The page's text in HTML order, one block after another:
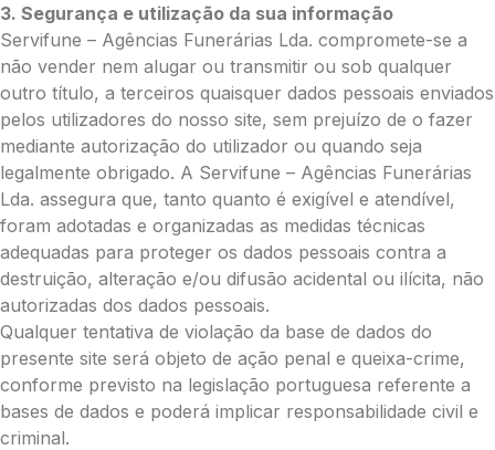
Grande (€115)
Coração:
Pequena (€85)
Média (€100)
Grande (€115)
Coroa:
Mini (€75)
Pequena (€85)
Média (€100)
Grande (€115)
O seu nome*
Contacto telefónico*
3. Segurança e utilização da sua informação
Servifune – Agências Funerárias Lda. compromete-se a
não vender nem alugar ou transmitir ou sob qualquer
outro título, a terceiros quaisquer dados pessoais enviados
pelos utilizadores do nosso site, sem prejuízo de o fazer
mediante autorização do utilizador ou quando seja
legalmente obrigado. A Servifune – Agências Funerárias
Lda. assegura que, tanto quanto é exigível e atendível,
foram adotadas e organizadas as medidas técnicas
adequadas para proteger os dados pessoais contra a
destruição, alteração e/ou difusão acidental ou ilícita, não
autorizadas dos dados pessoais.
Qualquer tentativa de violação da base de dados do
presente site será objeto de ação penal e queixa-crime,
conforme previsto na legislação portuguesa referente a
bases de dados e poderá implicar responsabilidade civil e
criminal.